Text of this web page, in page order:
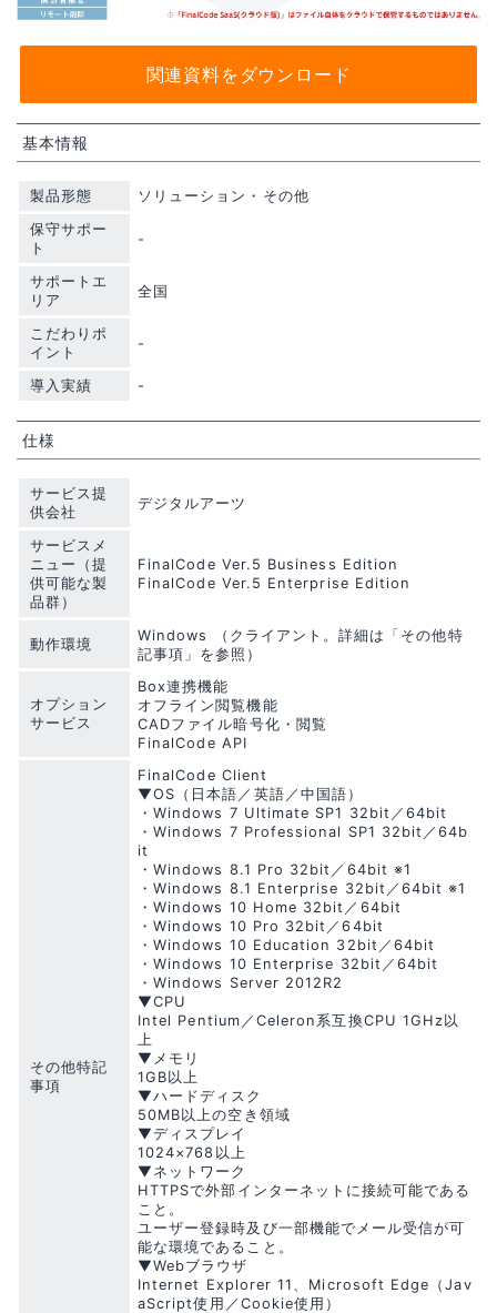
関連資料をダウンロード
基本情報
製品形態
ソリューション・その他
保守サポー
ト
-
サポートエ
リア
全国
こだわりポ
イント
-
導入実績 -
仕様
サービス提
供会社
デジタルアーツ
サービスメ
ニュー（提
供可能な製
品群）
FinalCode Ver.5 Business Edition
FinalCode Ver.5 Enterprise Edition
動作環境
Windows （クライアント。詳細は「その他特
記事項」を参照）
オプション
サービス
Box連携機能
オフライン閲覧機能
CADファイル暗号化・閲覧
FinalCode API
その他特記
事項
FinalCode Client
▼OS（日本語／英語／中国語）
・Windows 7 Ultimate SP1 32bit／64bit
・Windows 7 Professional SP1 32bit／64b
it
・Windows 8.1 Pro 32bit／64bit ※1
・Windows 8.1 Enterprise 32bit／64bit ※1
・Windows 10 Home 32bit／64bit
・Windows 10 Pro 32bit／64bit
・Windows 10 Education 32bit／64bit
・Windows 10 Enterprise 32bit／64bit
・Windows Server 2012R2
▼CPU
Intel Pentium／Celeron系互換CPU 1GHz以
上
▼メモリ
1GB以上
▼ハードディスク
50MB以上の空き領域
▼ディスプレイ
1024×768以上
▼ネットワーク
HTTPSで外部インターネットに接続可能である
こと。
ユーザー登録時及び一部機能でメール受信が可
能な環境であること。
▼Webブラウザ
Internet Explorer 11、Microsoft Edge（Jav
aScript使用／Cookie使用）